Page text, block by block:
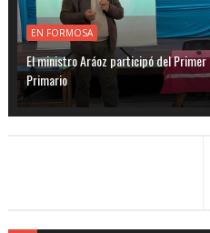
EN FORMOSA
El ministro Aráoz participó del
Primario